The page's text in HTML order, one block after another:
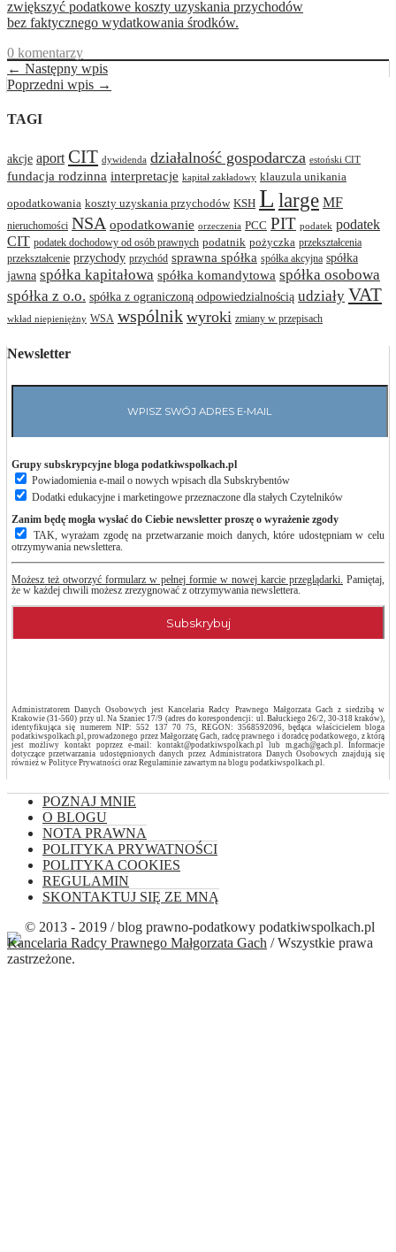
zwiększyć podatkowe koszty uzyskania przychodów
bez faktycznego wydatkowania środków.
0 komentarzy
← Następny wpis
Poprzedni wpis →
TAGI
akcje aport CIT dywidenda działalność gospodarcza estoński CIT
fundacja rodzinna interpretacje kapitał zakładowy klauzula unikania
opodatkowania koszty uzyskania przychodów KSH L large MF
nieruchomości NSA opodatkowanie orzeczenia PCC PIT podatek podatek
CIT podatek dochodowy od osób prawnych podatnik pożyczka przekształcenia
przekształcenie przychody przychód sprawna spółka spółka akcyjna spółka
jawna spółka kapitałowa spółka komandytowa spółka osobowa
spółka z o.o. spółka z ograniczoną odpowiedzialnością udziały VAT
wkład niepieniężny WSA wspólnik wyroki zmiany w przepisach
Newsletter
Grupy subskrypcyjne bloga podatkiwspolkach.pl
Powiadomienia e-mail o nowych wpisach dla Subskrybentów
Dodatki edukacyjne i marketingowe przeznaczone dla stałych Czytelników
Zanim będę mogła wysłać do Ciebie newsletter proszę o wyrażenie zgody
TAK, wyrażam zgodę na przetwarzanie moich danych, które udostępniam w celu
otrzymywania newslettera.
Możesz też otworzyć formularz w pełnej formie w nowej karcie przeglądarki. Pamiętaj,
że w każdej chwili możesz zrezygnować z otrzymywania newslettera.
Administratorem Danych Osobowych jest Kancelaria Radcy Prawnego Małgorzata Gach z siedzibą w
Krakowie (31-560) przy ul. Na Szaniec 17/9 (adres do korespondencji: ul. Bałuckiego 26/2, 30-318 kraków),
identyfikująca się numerem NIP: 552 137 70 75, REGON: 3568592096, będąca właścicielem bloga
podatkiwspolkach.pl, prowadzonego przez Małgorzatę Gach, radcę prawnego i doradcę podatkowego, z którą
jest możliwy kontakt poprzez e-mail: kontakt@podatkiwspolkach.pl lub m.gach@gach.pl. Informacje
dotyczące przetwarzania udostępnionych danych przez Administratora Danych Osobowych znajdują się
również w Polityce Prywatności oraz Regulaminie zawartym na blogu podatkiwspolkach.pl.
POZNAJ MNIE
O BLOGU
NOTA PRAWNA
POLITYKA PRYWATNOŚCI
POLITYKA COOKIES
REGULAMIN
SKONTAKTUJ SIĘ ZE MNĄ
© 2013 - 2019 / blog prawno-podatkowy podatkiwspolkach.pl
Kancelaria Radcy Prawnego Małgorzata Gach / Wszystkie prawa
zastrzeżone.